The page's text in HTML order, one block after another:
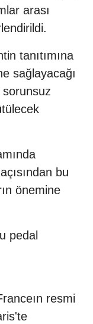
arası
tanıtımına
sağlayacağı
sorunsuz
bu
önemine
pedal
resmi